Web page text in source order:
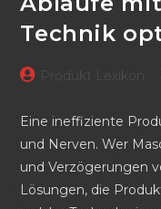
Technik
Beitrags-Produkt Lexikon
Eine ineffiziente
und Nerven. Wer
und Verzögerungen
Lösungen, die